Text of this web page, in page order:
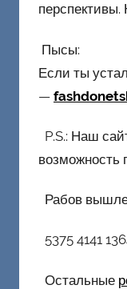
Пысы:
Если ты
—
P.S.: Наш
возможность
Рабов
5375 4141
Остальные